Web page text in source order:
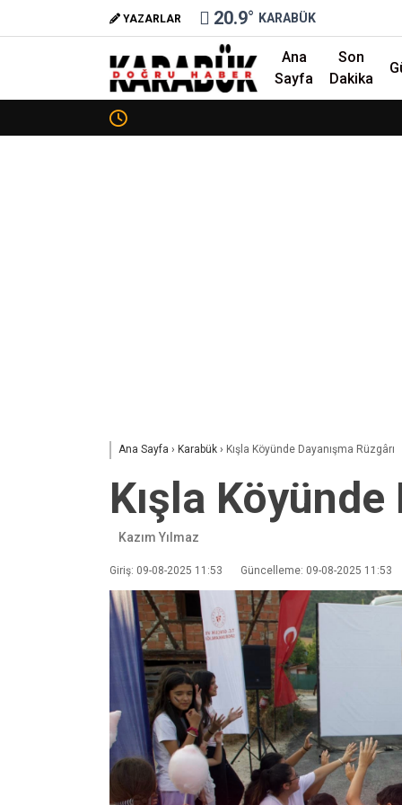
YAZARLAR 20.9° KARABÜK
Ana
Sayfa
Son
Dakika
Ana Sayfa › Karabük › Kışla Köyünde Dayanışma Rüzgârı
Kışla Köyünde
Kazım Yılmaz
Giriş: 09-08-2025 11:53 Güncelleme: 09-08-2025 11:53